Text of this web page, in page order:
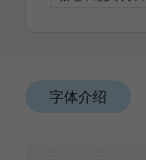
字体介绍